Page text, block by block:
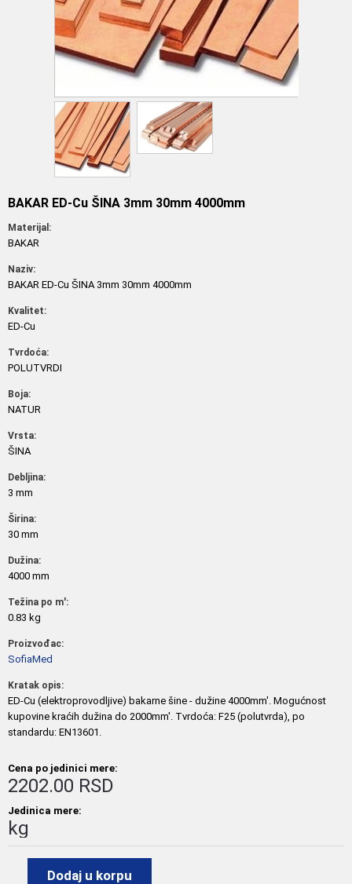
BAKAR ED-Cu ŠINA 3mm 30mm 4000mm
Materijal:
BAKAR
Naziv:
BAKAR ED-Cu ŠINA 3mm 30mm 4000mm
Kvalitet:
ED-Cu
Tvrdoća:
POLUTVRDI
Boja:
NATUR
Vrsta:
ŠINA
Debljina:
3 mm
Širina:
30 mm
Dužina:
4000 mm
Težina po m':
0.83 kg
Proizvođac:
SofiaMed
Kratak opis:
ED-Cu (elektroprovodljive) bakarne šine - dužine 4000mm'. Mogućnost
kupovine kraćih dužina do 2000mm'. Tvrdoća: F25 (polutvrda), po
standardu: EN13601.
Cena po jedinici mere:
2202.00 RSD
Jedinica mere:
kg
Dodaj u korpu